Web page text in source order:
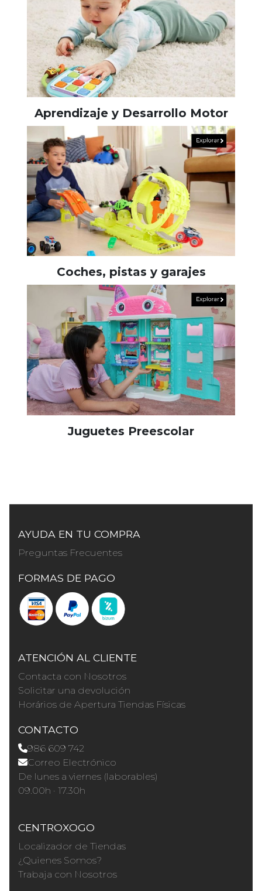
Aprendizaje y Desarrollo Motor
Coches, pistas y garajes
Juguetes Preescolar
AYUDA EN TU COMPRA
Preguntas Frecuentes
FORMAS DE PAGO
ATENCIÓN AL CLIENTE
Contacta con Nosotros
Solicitar una devolución
Horários de Apertura Tiendas Físicas
CONTACTO
986 609 742
Correo Electrónico
De lunes a viernes (laborables)
09.00h · 17.30h
CENTROXOGO
Localizador de Tiendas
¿Quienes Somos?
Trabaja con Nosotros